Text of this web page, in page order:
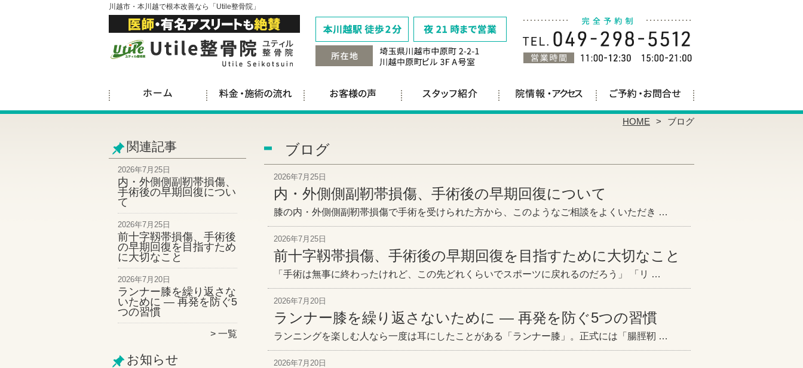
川越市・本川越で根本改善なら「Utile整骨院」
HOME ブログ
関連記事
2026年7月25日
内・外側側副靭帯損傷、
手術後の早期回復につい
て
2026年7月25日
前十字靱帯損傷、手術後
の早期回復を目指すため
に大切なこと
2026年7月20日
ランナー膝を繰り返さな
いために ― 再発を防ぐ5
つの習慣
一覧
お知らせ
ブログ
2026年7月25日
内・外側側副靭帯損傷、手術後の早期回復について
膝の内・外側側副靭帯損傷で手術を受けられた方から、このようなご相談をよくいただき …
2026年7月25日
前十字靱帯損傷、手術後の早期回復を目指すために大切なこと
「手術は無事に終わったけれど、この先どれくらいでスポーツに戻れるのだろう」 「リ …
2026年7月20日
ランナー膝を繰り返さないために ― 再発を防ぐ5つの習慣
ランニングを楽しむ人なら一度は耳にしたことがある「ランナー膝」。正式には「腸脛靭 …
2026年7月20日